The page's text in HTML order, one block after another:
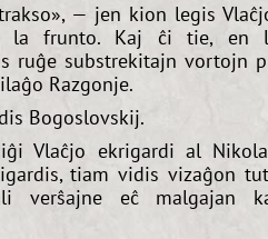
— jen kion legis
la frunto. Kaj ĉi tie, en
ruĝe substrekitajn vortojn
Razgonje.
Bogoslovskij.
Vlaĉjo ekrigardi al
tiam vidis vizaĝon
verŝajne eĉ malgajan